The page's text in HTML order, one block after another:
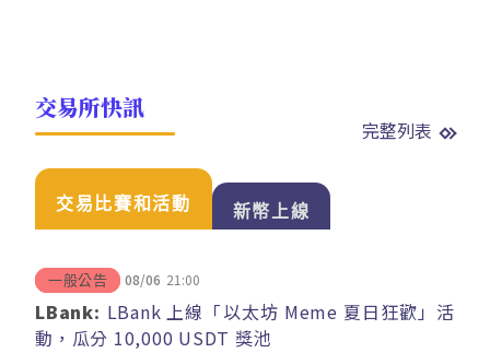
交易所快訊
完整列表
交易比賽和活動 新幣上線
一般公告 08/06 21:00
LBank: LBank 上線「以太坊 Meme 夏日狂歡」活
動，瓜分 10,000 USDT 獎池